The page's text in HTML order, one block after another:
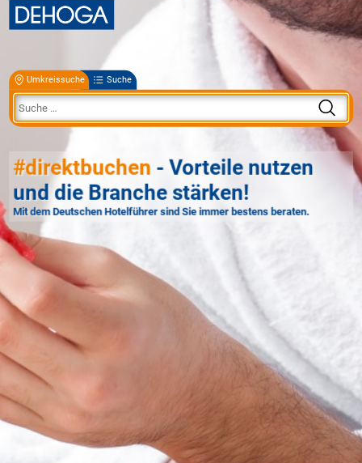
Umkreissuche Suche
#direktbuchen - Vorteile nutzen
und die Branche stärken!
Mit dem Deutschen Hotelführer sind Sie immer bestens beraten.